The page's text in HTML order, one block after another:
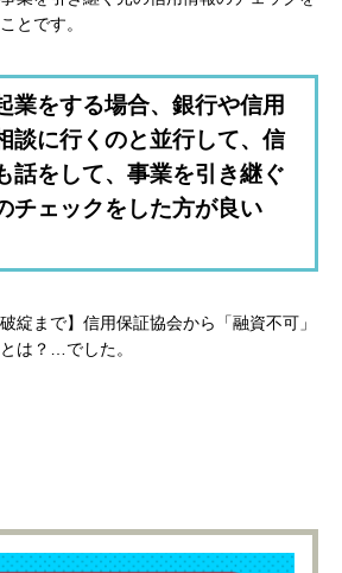
とです。
業をする場合、銀行や信用
談に行くのと並行して、信
話をして、事業を引き継ぐ
チェックをした方が良い
綻まで】信用保証協会から「融資不可」
は？…でした。